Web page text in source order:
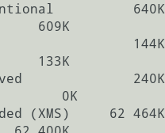
640K
609K
144K
133K
240K
0K
(XMS)     62 464K